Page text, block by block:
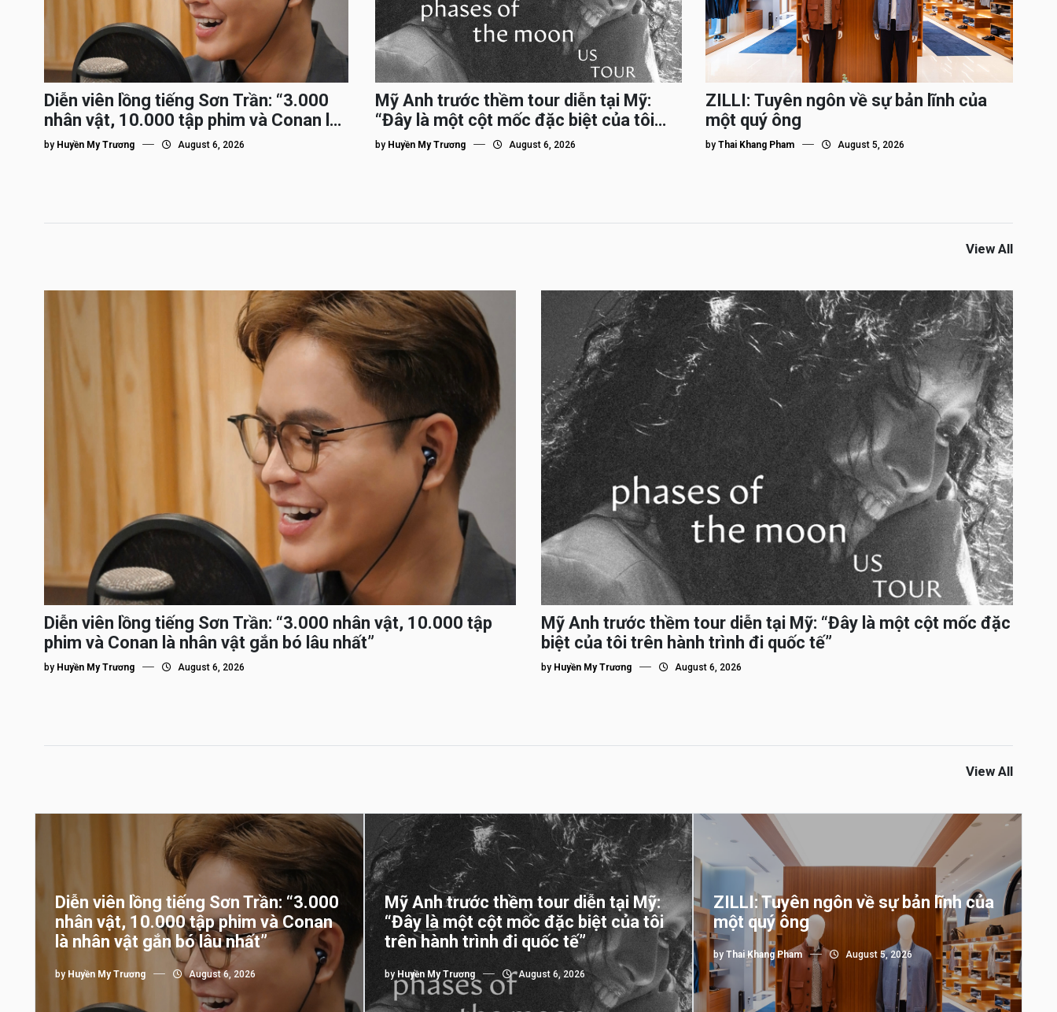
Diễn viên lồng tiếng Sơn Trần: “3.000
nhân vật, 10.000 tập phim và Conan là
nhân vật gắn bó lâu nhất”
by Huyền My Trương August 6, 2026
Mỹ Anh trước thềm tour diễn tại Mỹ:
“Đây là một cột mốc đặc biệt của tôi
trên hành trình đi quốc tế”
by Huyền My Trương August 6, 2026
ZILLI: Tuyên ngôn về sự bản lĩnh của
một quý ông
byThai Khang Pham August 5, 2026
View All
Diễn viên lồng tiếng Sơn Trần: “3.000 nhân vật, 10.000 tập
phim và Conan là nhân vật gắn bó lâu nhất”
by Huyền My Trương August 6, 2026
Mỹ Anh trước thềm tour diễn tại Mỹ: “Đây là một cột mốc đặc
biệt của tôi trên hành trình đi quốc tế”
by Huyền My Trương August 6, 2026
View All
Diễn viên lồng tiếng Sơn Trần: “3.000
nhân vật, 10.000 tập phim và Conan
là nhân vật gắn bó lâu nhất”
by Huyền My Trương August 6, 2026
Mỹ Anh trước thềm tour diễn tại Mỹ:
“Đây là một cột mốc đặc biệt của tôi
trên hành trình đi quốc tế”
by Huyền My Trương August 6, 2026
ZILLI: Tuyên ngôn về sự bản lĩnh của
một quý ông
byThai Khang Pham August 5, 2026